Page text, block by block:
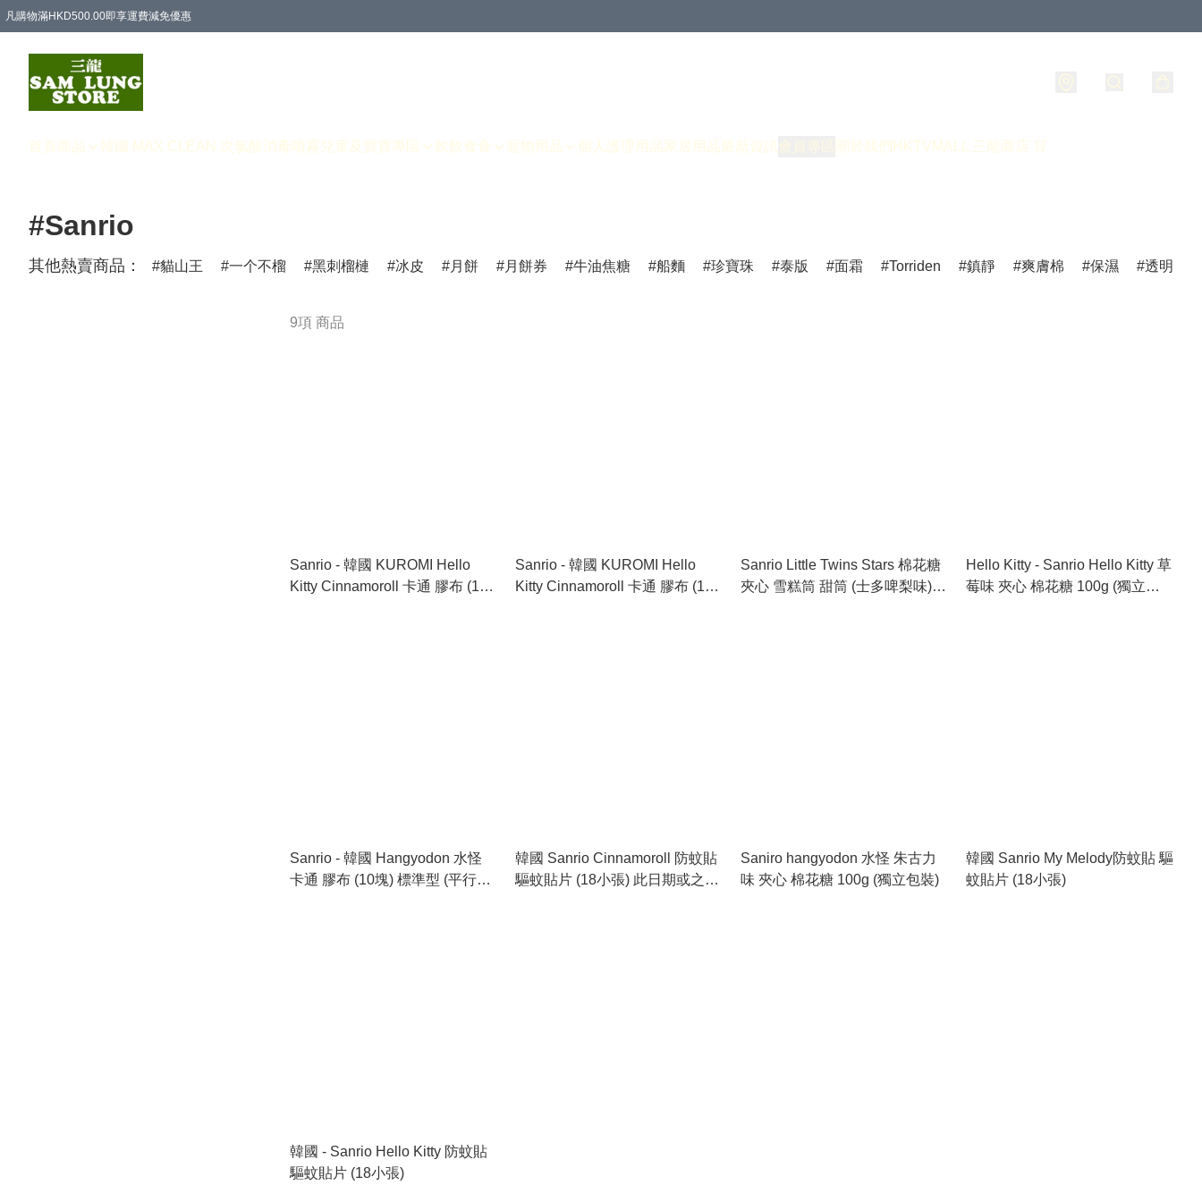
凡購物滿HKD500.00即享運費減免優惠
首頁 商品 韓國 MAX CLEAN 次氯酸消毒噴霧 兒童及寶寶專區 飲飲食食 寵物用品 個人護理用品家居用品 最新資訊 關於我們 HKTVMALL 三龍商店 🛒
#Sanrio
其他熱賣商品： 貓山王 一个不榴 黑刺榴槤 冰皮 月餅 月餅券 牛油焦糖 船麵 珍寶珠 泰版 面霜 Torriden 鎮靜 爽膚棉 保濕 透明質酸
9項 商品
Sanrio - 韓國 KUROMI Hello
Kitty Cinnamoroll 卡通 膠布 (16
Sanrio - 韓國 KUROMI Hello
Kitty Cinnamoroll 卡通 膠布 (16
Sanrio Little Twins Stars 棉花糖
夾心 雪糕筒 甜筒 (士多啤梨味)
Hello Kitty - Sanrio Hello Kitty 草
莓味 夾心 棉花糖 100g (獨立包
Sanrio - 韓國 Hangyodon 水怪
卡通 膠布 (10塊) 標準型 (平行進
韓國 Sanrio Cinnamoroll 防蚊貼
驅蚊貼片 (18小張) 此日期或之前
Saniro hangyodon 水怪 朱古力
味 夾心 棉花糖 100g (獨立包裝)
韓國 Sanrio My Melody防蚊貼 驅
蚊貼片 (18小張)
韓國 - Sanrio Hello Kitty 防蚊貼
驅蚊貼片 (18小張)